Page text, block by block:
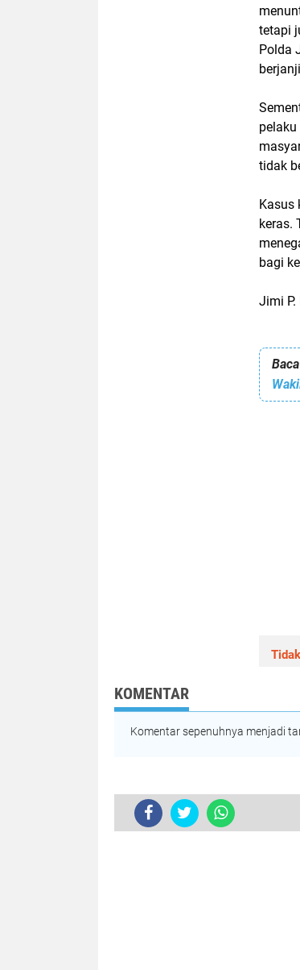
tetapi
Polda
tidak
Kasus
keras.
bagi
Jimi P.
KOMENTAR
Komentar sepenuhnya menjadi
Tidak ada komentar:
Posting Komentar